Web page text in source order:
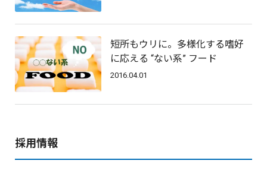
短所もウリに。多様化する嗜好
に応える “ない系” フード
2016.04.01
採用情報